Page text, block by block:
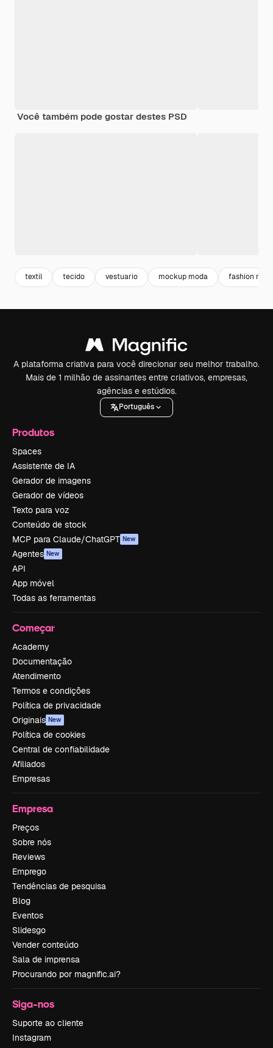
Você também pode gostar destes PSD
textil tecido vestuario mockup moda fashion
A plataforma criativa para você direcionar seu melhor trabalho.
Mais de 1 milhão de assinantes entre criativos, empresas,
agências e estúdios.
Português
Produtos
Spaces
Assistente de IA
Gerador de imagens
Gerador de vídeos
Texto para voz
Conteúdo de stock
MCP para Claude/ChatGPT New
Agentes New
API
App móvel
Todas as ferramentas
Começar
Academy
Documentação
Atendimento
Termos e condições
Política de privacidade
Originais New
Política de cookies
Central de confiabilidade
Afiliados
Empresas
Empresa
Preços
Sobre nós
Reviews
Emprego
Tendências de pesquisa
Blog
Eventos
Slidesgo
Vender conteúdo
Sala de imprensa
Procurando por magnific.ai?
Siga-nos
Suporte ao cliente
Instagram